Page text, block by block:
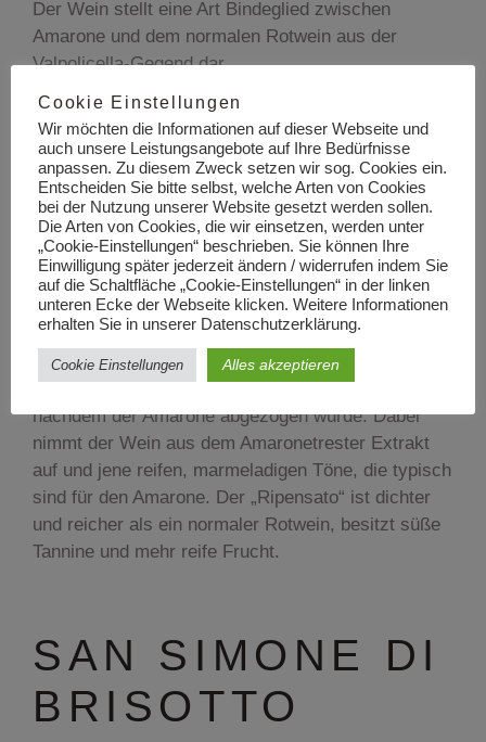
Der Wein stellt eine Art Bindeglied zwischen
Amarone und dem normalen Rotwein aus der
Valpolicella-Gegend dar.
Der Amarone ist ein Valpolicella aus
teilgetrockneten Trauben. Das heißt die Trauben
bleiben am Stock bis sie voll reif sind, dann werden
sie gelesen und einige Wochen an der Luft
getrocknet ehe sie vergoren werden. Dabei
verlieren sie wässrige Bestandteile. Dadurch steigt
die Konzentration der Extraktstoffe und des
Zuckers. Der Amarone ist deshalb ein
körperreicher, alkoholreicher, mächtiger Wein.
Bei unserem „Ripensato“ dagegen werden die
Trauben normal vergoren und dann für einige
Wochen auf die Schalen des Amarone gelegt,
nachdem der Amarone abgezogen wurde. Dabei
nimmt der Wein aus dem Amaronetrester Extrakt
auf und jene reifen, marmeladigen Töne, die typisch
sind für den Amarone. Der „Ripensato“ ist dichter
und reicher als ein normaler Rotwein, besitzt süße
Tannine und mehr reife Frucht.
SAN SIMONE DI
BRISOTTO
Cookie Einstellungen
Wir möchten die Informationen auf dieser Webseite und
auch unsere Leistungsangebote auf Ihre Bedürfnisse
anpassen. Zu diesem Zweck setzen wir sog. Cookies ein.
Entscheiden Sie bitte selbst, welche Arten von Cookies
bei der Nutzung unserer Website gesetzt werden sollen.
Die Arten von Cookies, die wir einsetzen, werden unter
„Cookie-Einstellungen“ beschrieben. Sie können Ihre
Einwilligung später jederzeit ändern / widerrufen indem Sie
auf die Schaltfläche „Cookie-Einstellungen“ in der linken
unteren Ecke der Webseite klicken. Weitere Informationen
erhalten Sie in unserer Datenschutzerklärung.
Cookie Einstellungen Alles akzeptieren